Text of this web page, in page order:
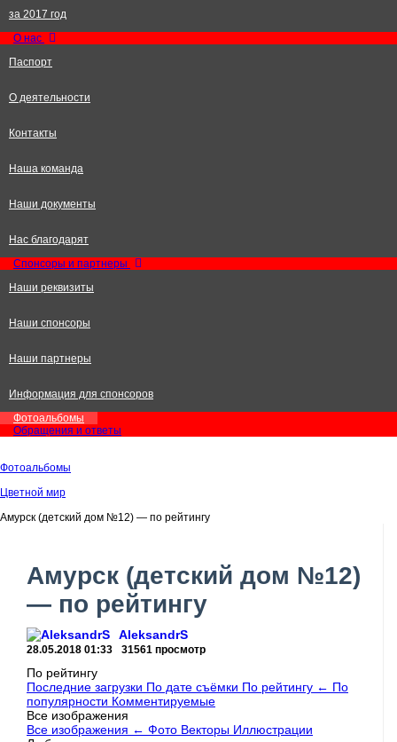
за 2017 год
О нас
Паспорт
О деятельности
Контакты
Наша команда
Наши документы
Нас благодарят
Спонсоры и партнеры
Наши реквизиты
Наши спонсоры
Наши партнеры
Информация для спонсоров
Фотоальбомы
Обращения и ответы
Фотоальбомы
Цветной мир
Амурск (детский дом №12) — по рейтингу
Амурск (детский дом №12)
— по рейтингу
AleksandrS
28.05.2018 01:33 31561 просмотр
По рейтингу
Последние загрузки По дате съёмки По рейтингу ← По
популярности Комментируемые
Все изображения
Все изображения ← Фото Векторы Иллюстрации